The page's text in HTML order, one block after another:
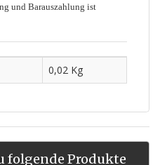
und Barauszahlung ist
0,02 Kg
folgende Produkte